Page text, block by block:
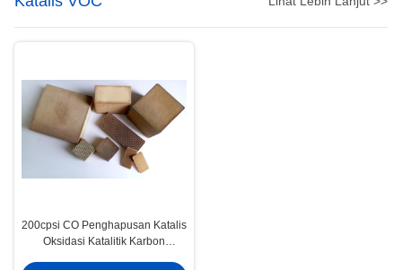
200cpsi CO Penghapusan Katalis
Oksidasi Katalitik Karbon